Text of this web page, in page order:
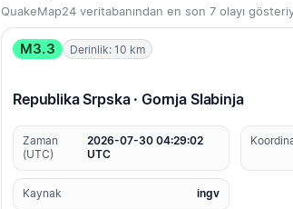
QuakeMap24 veritabanından en son 7 olayı
M3.3 Derinlik: 10 km
Republika Srpska · Gornja Slabinja
Zaman
(UTC)
2026-07-30 04:29:02
UTC
Kaynak ingv